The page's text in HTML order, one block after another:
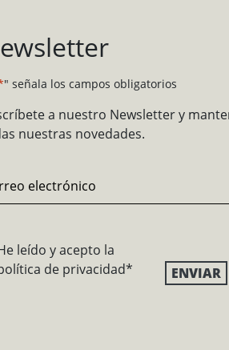
" señala los campos obligatorios
a nuestro Newsletter y
nuestras novedades.
*
leído y acepto la
de privacidad*